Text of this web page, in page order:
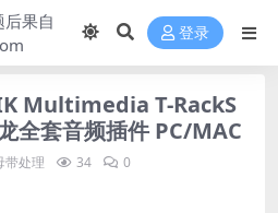
登录
IK Multimedia T-RackS
全套音频插件 PC/MAC
带处理 34 0